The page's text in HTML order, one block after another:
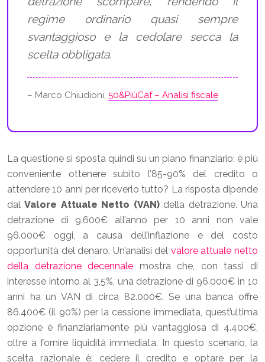
regime ordinario quasi sempre
svantaggioso e la cedolare secca la
scelta obbligata.
– Marco Chiudioni, 50&PiùCaf – Analisi fiscale
La questione si sposta quindi su un piano finanziario: è più
conveniente ottenere subito l’85-90% del credito o
attendere 10 anni per riceverlo tutto? La risposta dipende
dalValore Attuale Netto (VAN)della detrazione. Una
detrazione di 9.600€ all’anno per 10 anni non vale
96.000€ oggi, a causa dell’inflazione e del costo
opportunità del denaro. Un’analisi del valore attuale netto
della detrazione decennale mostra che, con tassi di
interesse intorno al 3,5%, una detrazione di 96.000€ in 10
anni ha un VAN di circa 82.000€. Se una banca offre
86.400€ (il 90%) per la cessione immediata, quest’ultima
opzione è finanziariamente più vantaggiosa di 4.400€,
oltre a fornire liquidità immediata. In questo scenario, la
scelta razionale è: cedere il credito e optare per la